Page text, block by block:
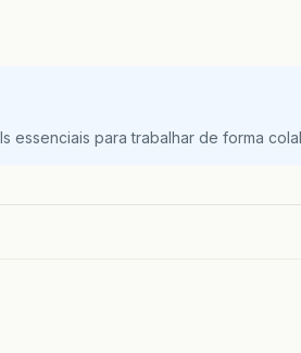
essenciais para trabalhar de forma